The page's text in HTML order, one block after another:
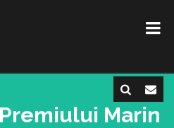
Marin